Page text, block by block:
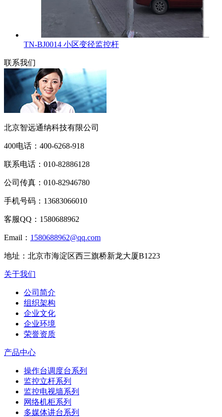
TN-BJ0014 小区变径监控杆
联系我们
北京智远通纳科技有限公司
400电话： 400-6268-918
联系电话： 010-82886128
公司传真： 010-82946780
手机号码： 13683066010
客服QQ： 1580688962
Email： 1580688962@qq.com
地址： 北京市海淀区西三旗桥新龙大厦B1223
关于我们
公司简介
组织架构
企业文化
企业环境
荣誉资质
产品中心
操作台调度台系列
监控立杆系列
监控电视墙系列
网络机柜系列
多媒体讲台系列